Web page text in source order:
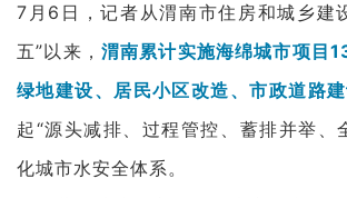
7月6日，记者从渭南市住房和城乡建
五”以来， 渭南累计实施海绵城市项目
绿地建设、居民小区改造、市政道路建
起“源头减排、过程管控、蓄排并举、
化城市水安全体系。